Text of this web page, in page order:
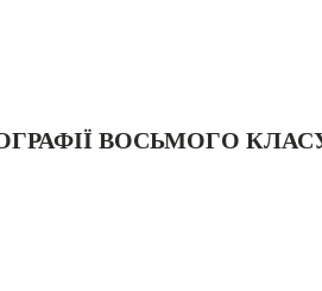
ВОСЬМОГО